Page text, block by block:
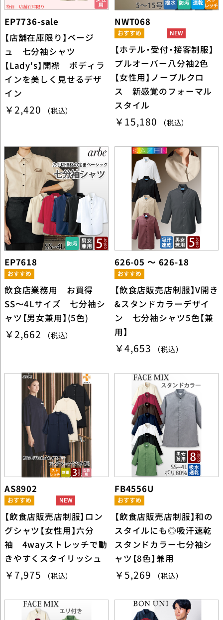
EP7736-sale
【店舗在庫限り】ベージ
ュ 七分袖シャツ
【Lady's】開襟 ボディラ
インを美しく見せるデザ
イン
￥2,420 （税込）
NWT068
【ホテル・受付・接客制服】
プルオーバー八分袖2色
【女性用】ノーブルクロ
ス 新感覚のフォーマル
スタイル
￥15,180 （税込）
EP7618
飲食店業務用 お買得
SS～4Lサイズ 七分袖シ
ャツ【男女兼用】(5色)
￥2,662 （税込）
626-05 ～ 626-18
【飲食店販売店制服】V開き
&スタンドカラーデザイ
ン 七分袖シャツ5色【兼
用】
￥4,653 （税込）
AS8902
【飲食店販売店制服】ロン
グシャツ【女性用】六分
袖 4wayストレッチで動
きやすくスタイリッシュ
￥7,975 （税込）
FB4556U
【飲食店販売店制服】和の
スタイルにも◎吸汗速乾
スタンドカラー七分袖シ
ャツ【8色】兼用
￥5,269 （税込）